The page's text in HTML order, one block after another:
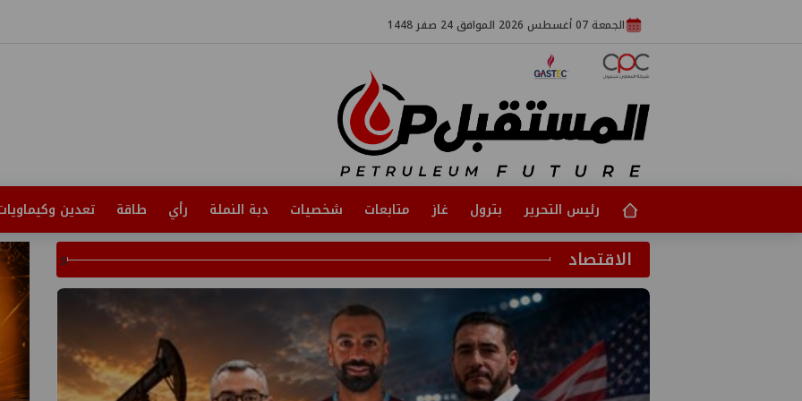
الجمعة 07 أغسطس 2026 الموافق 24 صفر 1448
رئيس التحرير بترول غاز متابعات شخصيات دبة النملة رأي طاقة تعدين
الاقتصاد s